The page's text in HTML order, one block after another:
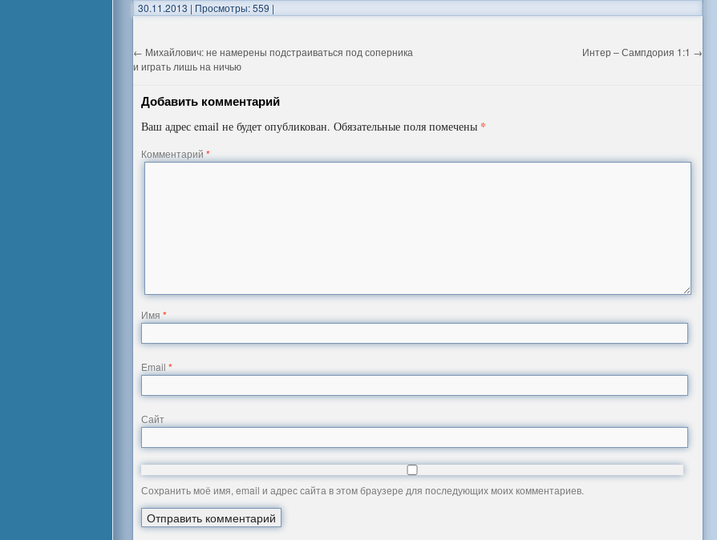
30.11.2013 | Просмотры: 559 |
← Михайлович: не намерены подстраиваться под соперника
и играть лишь на ничью
Интер – Сампдория 1:1 →
Добавить комментарий
Ваш адрес email не будет опубликован. Обязательные поля помечены *
Комментарий*
Имя*
Email*
Сайт
Сохранить моё имя, email и адрес сайта в этом браузере для последующих моих комментариев.